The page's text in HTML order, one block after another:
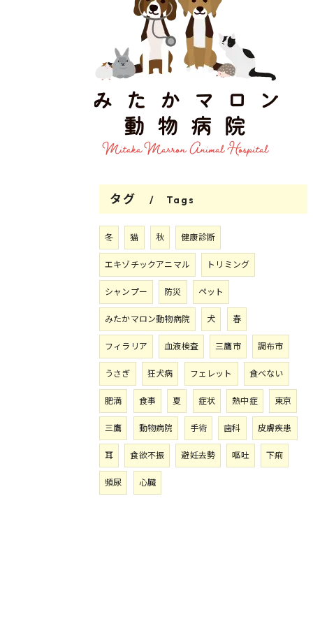
タグ Tags
冬 猫 秋 健康診断
エキゾチックアニマル トリミング
シャンプー 防災 ペット
みたかマロン動物病院 犬 春
フィラリア 血液検査 三鷹市 調布市
うさぎ 狂犬病 フェレット 食べない
肥満 食事 夏 症状 熱中症 東京
三鷹 動物病院 手術 歯科 皮膚疾患
耳 食欲不振 避妊去勢 嘔吐 下痢
頻尿 心臓